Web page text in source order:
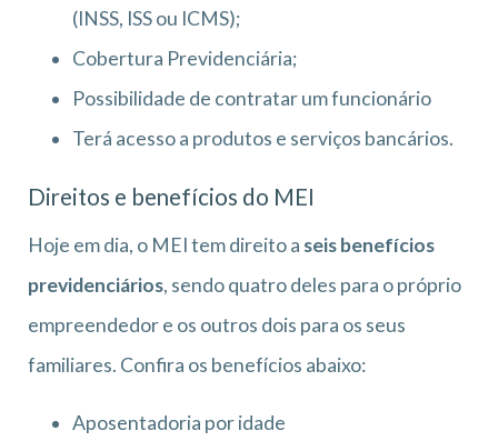
(INSS, ISS ou ICMS);
Cobertura Previdenciária;
Possibilidade de contratar um funcionário
Terá acesso a produtos e serviços bancários.
Direitos e benefícios do MEI
Hoje em dia, o MEI tem direito a seis benefícios
previdenciários, sendo quatro deles para o próprio
empreendedor e os outros dois para os seus
familiares. Confira os benefícios abaixo:
Aposentadoria por idade